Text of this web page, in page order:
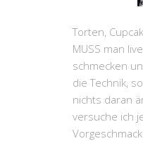
Torten,
MUSS man
schmecken
die Technik,
nichts daran
versuche ich